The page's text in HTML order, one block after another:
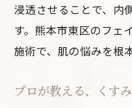
浸透させることで、内
す。熊本市東区のフェ
施術で、肌の悩みを根
プロが教える、くす